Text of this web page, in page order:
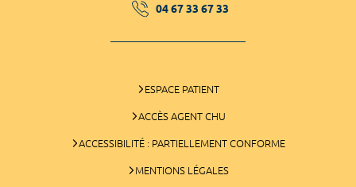
04 67 33 67 33
ESPACE PATIENT
ACCÈS AGENT CHU
ACCESSIBILITÉ : PARTIELLEMENT CONFORME
MENTIONS LÉGALES